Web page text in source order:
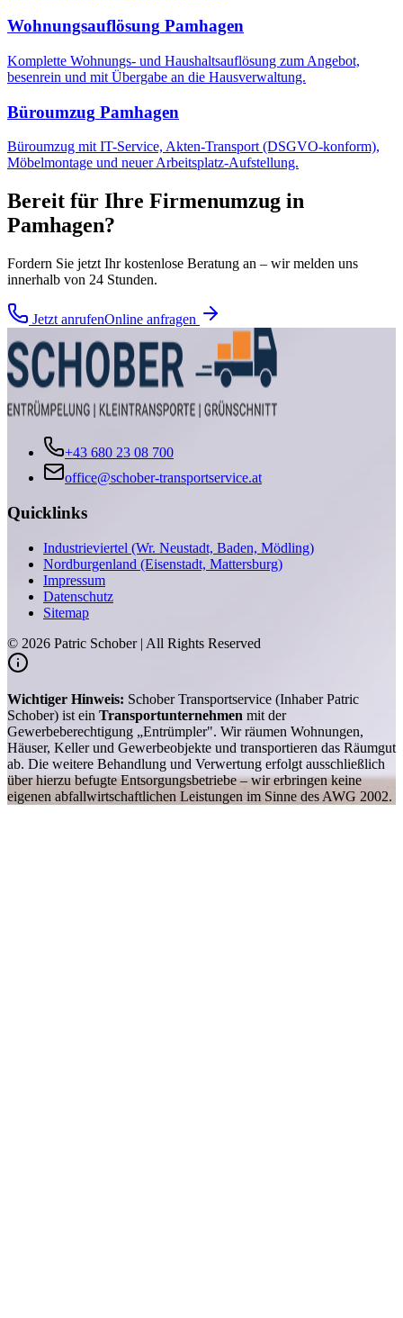
Wohnungsauflösung Pamhagen
Komplette Wohnungs- und Haushaltsauflösung zum Angebot,
besenrein und mit Übergabe an die Hausverwaltung.
Büroumzug Pamhagen
Büroumzug mit IT-Service, Akten-Transport (DSGVO-konform),
Möbelmontage und neuer Arbeitsplatz-Aufstellung.
Bereit für Ihre Firmenumzug in
Pamhagen?
Fordern Sie jetzt Ihr kostenlose Beratung an – wir melden uns
innerhalb von 24 Stunden.
Jetzt anrufenOnline anfragen
+43 680 23 08 700
office@schober-transportservice.at
Quicklinks
Industrieviertel (Wr. Neustadt, Baden, Mödling)
Nordburgenland (Eisenstadt, Mattersburg)
Impressum
Datenschutz
Sitemap
© 2026 Patric Schober | All Rights Reserved
Wichtiger Hinweis: Schober Transportservice (Inhaber Patric
Schober) ist ein Transportunternehmen mit der
Gewerbeberechtigung „Entrümpler". Wir räumen Wohnungen,
Häuser, Keller und Gewerbeobjekte und transportieren das Räumgut
ab. Die weitere Behandlung und Verwertung erfolgt ausschließlich
über hierzu befugte Entsorgungsbetriebe – wir erbringen keine
eigenen abfallwirtschaftlichen Leistungen im Sinne des AWG 2002.